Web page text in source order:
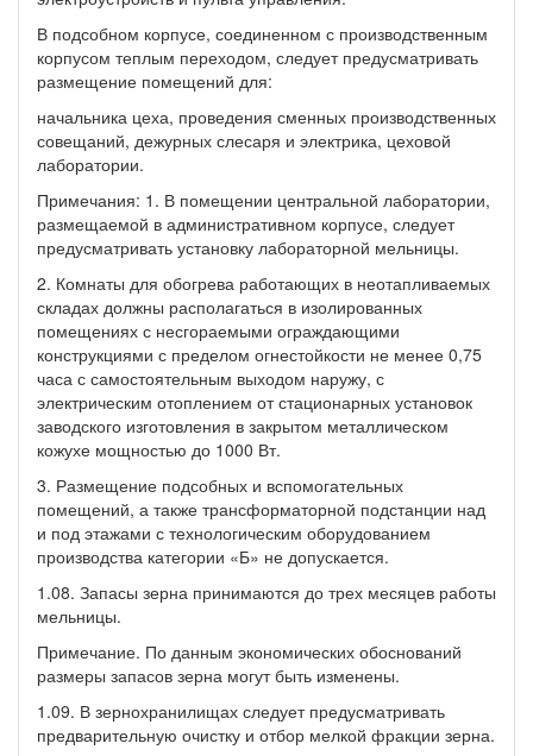
В подсобном корпусе, соединенном с производственным
корпусом теплым переходом, следует предусматривать
размещение помещений для:
начальника цеха, проведения сменных производственных
совещаний, дежурных слесаря и электрика, цеховой
лаборатории.
Примечания: 1. В помещении центральной лаборатории,
размещаемой в административном корпусе, следует
предусматривать установку лабораторной мельницы.
2. Комнаты для обогрева работающих в неотапливаемых
складах должны располагаться в изолированных
помещениях с несгораемыми ограждающими
конструкциями с пределом огнестойкости не менее 0,75
часа с самостоятельным выходом наружу, с
электрическим отоплением от стационарных установок
заводского изготовления в закрытом металлическом
кожухе мощностью до 1000 Вт.
3. Размещение подсобных и вспомогательных
помещений, а также трансформаторной подстанции над
и под этажами с технологическим оборудованием
производства категории «Б» не допускается.
1.08. Запасы зерна принимаются до трех месяцев работы
мельницы.
Примечание. По данным экономических обоснований
размеры запасов зерна могут быть изменены.
1.09. В зернохранилищах следует предусматривать
предварительную очистку и отбор мелкой фракции зерна.